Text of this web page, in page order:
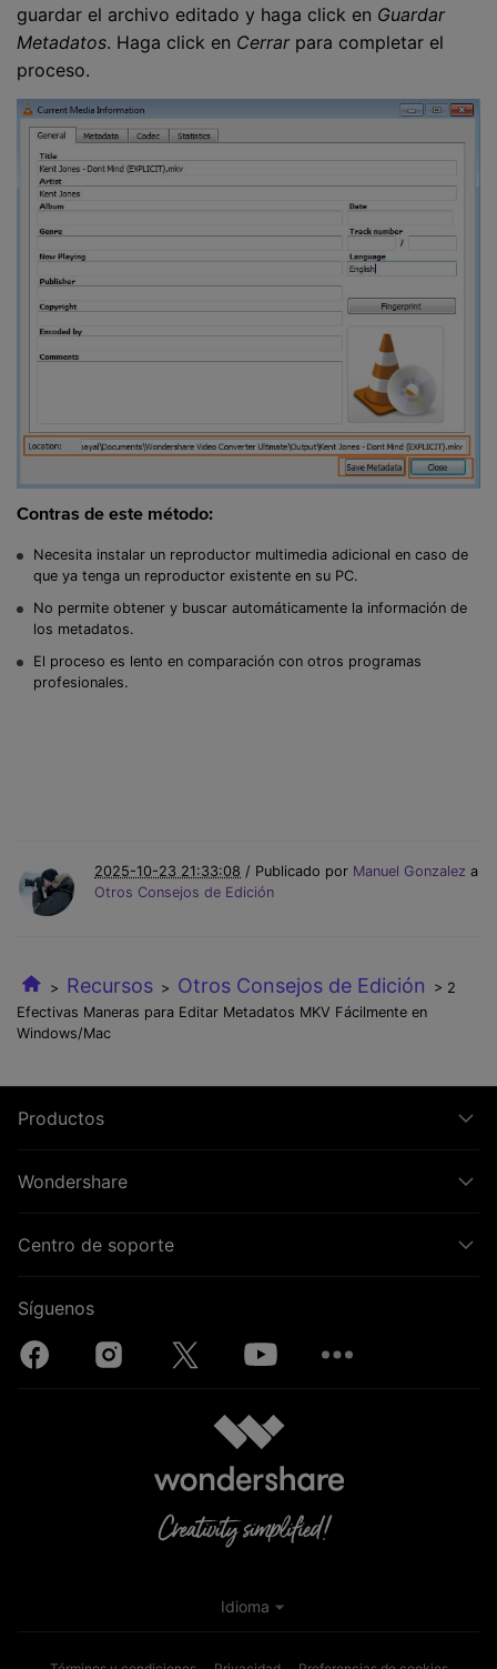
guardar el archivo editado y haga click en Guardar
Metadatos. Haga click en Cerrarpara completar el
proceso.
Contras de este método:
Necesita instalar un reproductor multimedia adicional en caso de
que ya tenga un reproductor existente en su PC.
No permite obtener y buscar automáticamente la información de
los metadatos.
El proceso es lento en comparación con otros programas
profesionales.
2025-10-23 21:33:08 / Publicado por Manuel Gonzalez a
Otros Consejos de Edición
> Recursos > Otros Consejos de Edición
> 2
Efectivas Maneras para Editar Metadatos MKV Fácilmente en
Windows/Mac
Productos
Wondershare
Centro de soporte
Síguenos
Idioma